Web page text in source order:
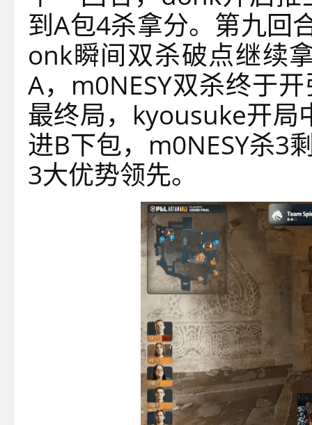
到A包4杀拿分。第九回
onk瞬间双杀破点继续
A，m0NESY双杀终于
最终局，kyousuke开局
进B下包，m0NESY杀3
3大优势领先。